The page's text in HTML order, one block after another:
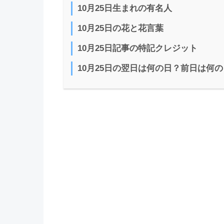
10月25日生まれの有名人
10月25日の花と花言葉
10月25日記事の特記クレジット
10月25日の翌日は何の日？前日は何